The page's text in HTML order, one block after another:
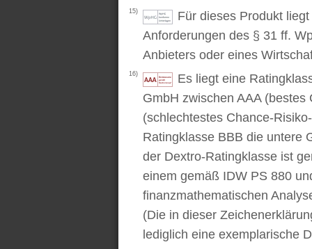
15)
Für dieses Produkt
Anforderungen des § 31 ff.
Anbieters oder eines
16)
Es liegt eine
GmbH zwischen AAA
(schlechtestes Chance-
Ratingklasse BBB die untere
der Dextro-Ratingklasse ist
einem gemäß IDW PS 880
finanzmathematischen
(Die in dieser
lediglich eine exemplarische